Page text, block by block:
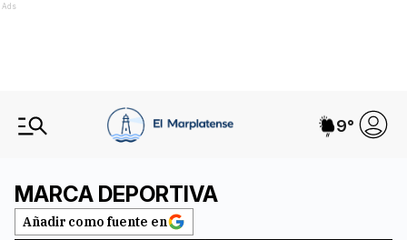
Ads
9°
MARCA DEPORTIVA
Añadir como fuente en